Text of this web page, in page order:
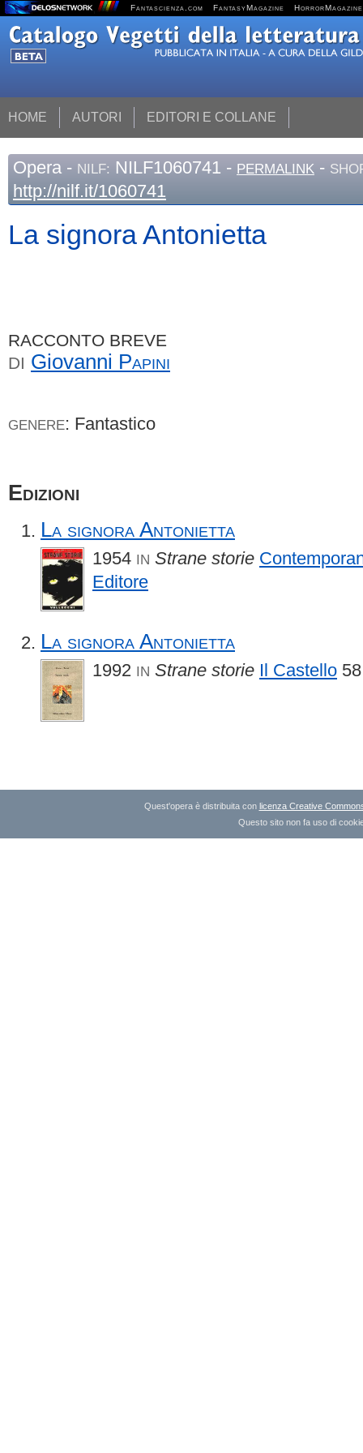
Fantascienza.com FantasyMagazine HorrorMagazine
HOME AUTORI EDITORI E COLLANE
Opera - NILF: NILF1060741 - PERMALINK -
http://nilf.it/1060741
La signora Antonietta
RACCONTO BREVE
DI Giovanni Papini
GENERE: Fantastico
Edizioni
La signora Antonietta
1954 IN Strane storie
Editore
La signora Antonietta
1992 IN Strane storie Il Castello
Quest'opera è distribuita con licenza Creative
Questo sito non fa uso di